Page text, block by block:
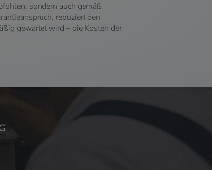
sondern auch gemäß
reduziert den
gewartet wird – die Kosten der